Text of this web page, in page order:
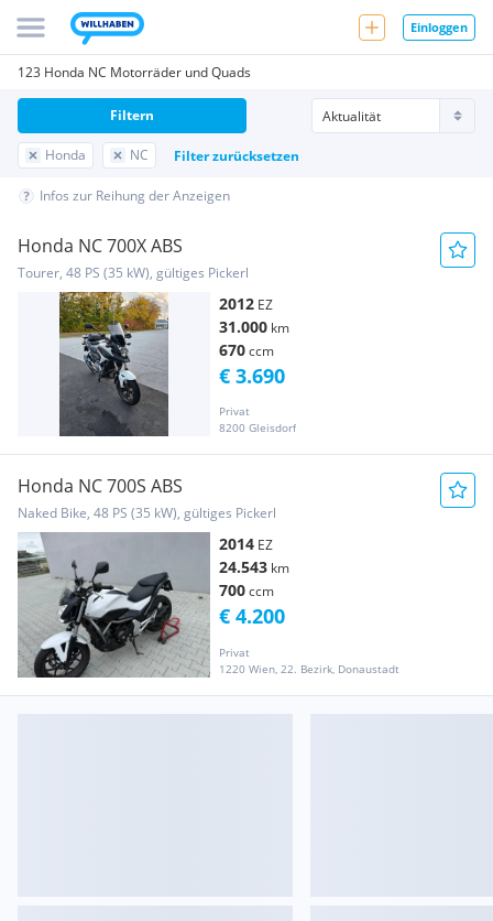
Einloggen
123 Honda NC Motorräder und Quads
Honda NC Filter zurücksetzen
Filtern
Infos zur Reihung der Anzeigen
Honda NC 700X ABS
Tourer, 48 PS (35 kW), gültiges Pickerl
2012 EZ
31.000 km
670ccm
Privat
8200 Gleisdorf
€ 3.690
Honda NC 700S ABS
Naked Bike, 48 PS (35 kW), gültiges Pickerl
2014 EZ
24.543 km
700ccm
Privat
1220 Wien, 22. Bezirk, Donaustadt
€ 4.200